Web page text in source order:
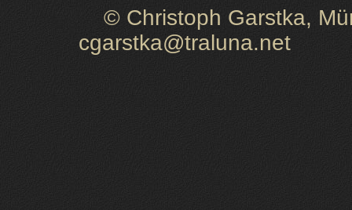
© Christoph Garstka,
cgarstka@traluna.net